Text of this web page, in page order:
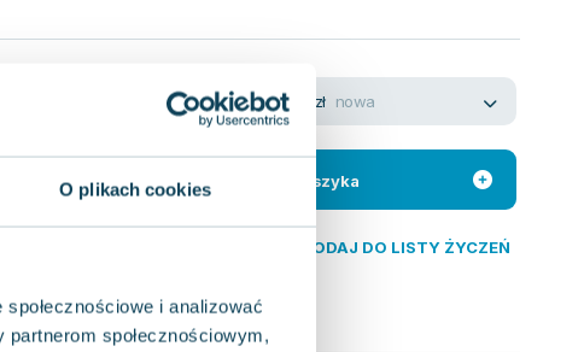
O plikach cookies
i analizować
społecznościowym,
62.64 zł nowa
Do koszyka
DODAJ DO LISTY ŻYCZEŃ